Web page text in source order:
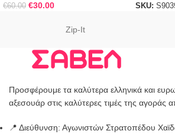
€60.00 €30.00 SKU:
Zip-It
Προσφέρουμε τα καλύτερα ελληνικά και
αξεσουάρ στις καλύτερες τιμές της αγοράς
📍 Διεύθυνση: Αγωνιστών Στρατοπέδου